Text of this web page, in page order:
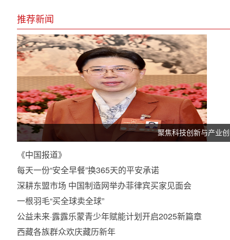
推荐新闻
聚焦科技创新与产业
《中国报道》
每天一份“安全早餐”换365天的平安承诺
深耕东盟市场 中国制造网举办菲律宾买家见面会
一根羽毛“买全球卖全球”
公益未来·露露乐蒙青少年赋能计划开启2025新篇章
西藏各族群众欢庆藏历新年